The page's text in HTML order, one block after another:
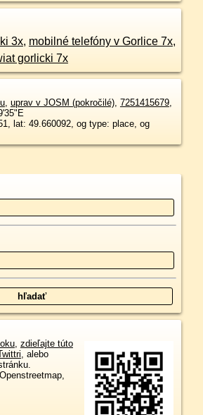
3x, mobilné telefóny v Gorlice 7x,
gorlicki 7x
, uprav v JOSM (pokročilé), 7251415679,
lat: 49.660092, og type: place, og
, zdieľajte túto
, alebo